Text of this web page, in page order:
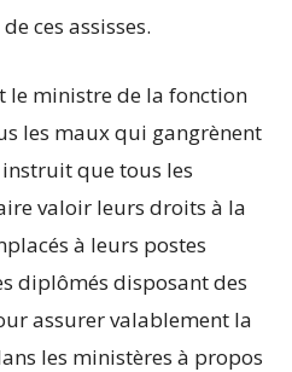
ces assisses.
le ministre de la fonction
les maux qui gangrènent
que tous les
valoir leurs droits à la
à leurs postes
diplômés disposant des
assurer valablement la
les ministères à propos